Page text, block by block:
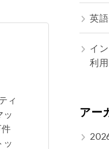
ィ
ッ
ッ
英
イ
利用
アー